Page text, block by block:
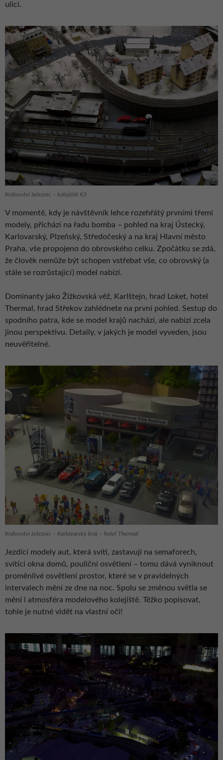
ulici.
Království železnic – kolejiště K3
V momentě, kdy je návštěvník lehce rozehřátý prvními třemi
modely, přichází na řadu bomba – pohled na kraj Ústecký,
Karlovarský, Plzeňský, Středočeský a na kraj Hlavní město
Praha, vše propojeno do obrovského celku. Zpočátku se zdá,
že člověk nemůže být schopen vstřebat vše, co obrovský (a
stále se rozrůstající) model nabízí.
Dominanty jako Žižkovská věž, Karlštejn, hrad Loket, hotel
Thermal, hrad Střekov zahlédnete na první pohled. Sestup do
spodního patra, kde se model krajů nachází, ale nabízí zcela
jinou perspektivu. Detaily, v jakých je model vyveden, jsou
neuvěřitelné.
Království železnic – Karlovarský kraj – hotel Thermal
Jezdící modely aut, která svítí, zastavují na semaforech,
svítící okna domů, pouliční osvětlení – tomu dává vyniknout
proměnlivé osvětlení prostor, které se v pravidelných
intervalech mění ze dne na noc. Spolu se změnou světla se
mění i atmosféra modelového kolejiště. Těžko popisovat,
tohle je nutné vidět na vlastní oči!